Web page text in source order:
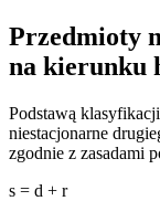
Przedmioty
na kierunku
Podstawą
niestacjonarne
zgodnie z zasadami
s = d + r